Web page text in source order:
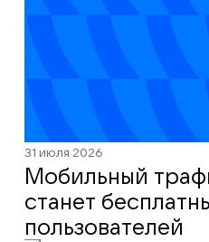
31 июля 2026
Мобильный
станет
пользователей